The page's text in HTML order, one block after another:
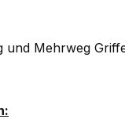
und Mehrweg